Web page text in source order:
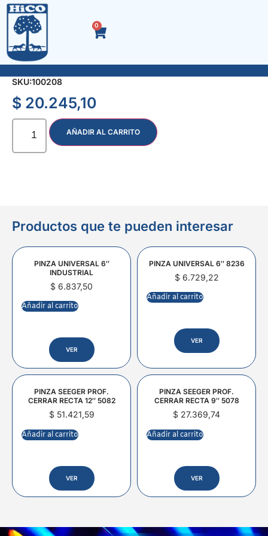
0
ACEITERA METALICA P/FLEX. 400 cc.
SKU:100208
$ 20.245,10
AÑADIR AL CARRITO
Productos que te pueden interesar
PINZA UNIVERSAL 6″
INDUSTRIAL
$ 6.837,50
Añadir al carrito
VER
PINZA UNIVERSAL 6″ 8236
$6.729,22
Añadir al carrito
VER
PINZA SEEGER PROF.
CERRAR RECTA 12″ 5082
$51.421,59
Añadir al carrito
VER
PINZA SEEGER PROF.
CERRAR RECTA 9″ 5078
$ 27.369,74
Añadir al carrito
VER